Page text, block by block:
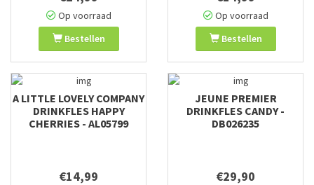
Op voorraad
Bestellen
Op voorraad
Bestellen
A LITTLE LOVELY COMPANY
DRINKFLES HAPPY
CHERRIES - AL05799
€14,99
JEUNE PREMIER
DRINKFLES CANDY -
DB026235
€29,90